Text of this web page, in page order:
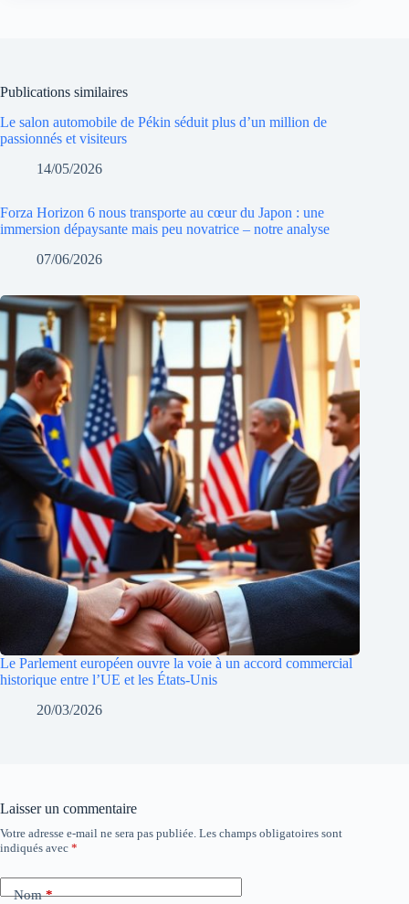
Publications similaires
Le salon automobile de Pékin séduit plus d’un million de
passionnés et visiteurs
14/05/2026
Forza Horizon 6 nous transporte au cœur du Japon : une
immersion dépaysante mais peu novatrice – notre analyse
07/06/2026
Le Parlement européen ouvre la voie à un accord commercial
historique entre l’UE et les États-Unis
20/03/2026
Laisser un commentaire
Votre adresse e-mail ne sera pas publiée. Les champs obligatoires sont
indiqués avec *
Nom*